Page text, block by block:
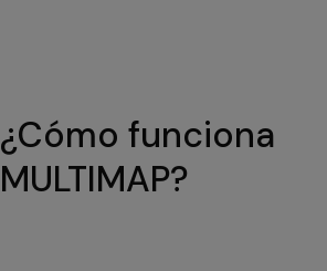
¿Cómo funciona
MULTIMAP?